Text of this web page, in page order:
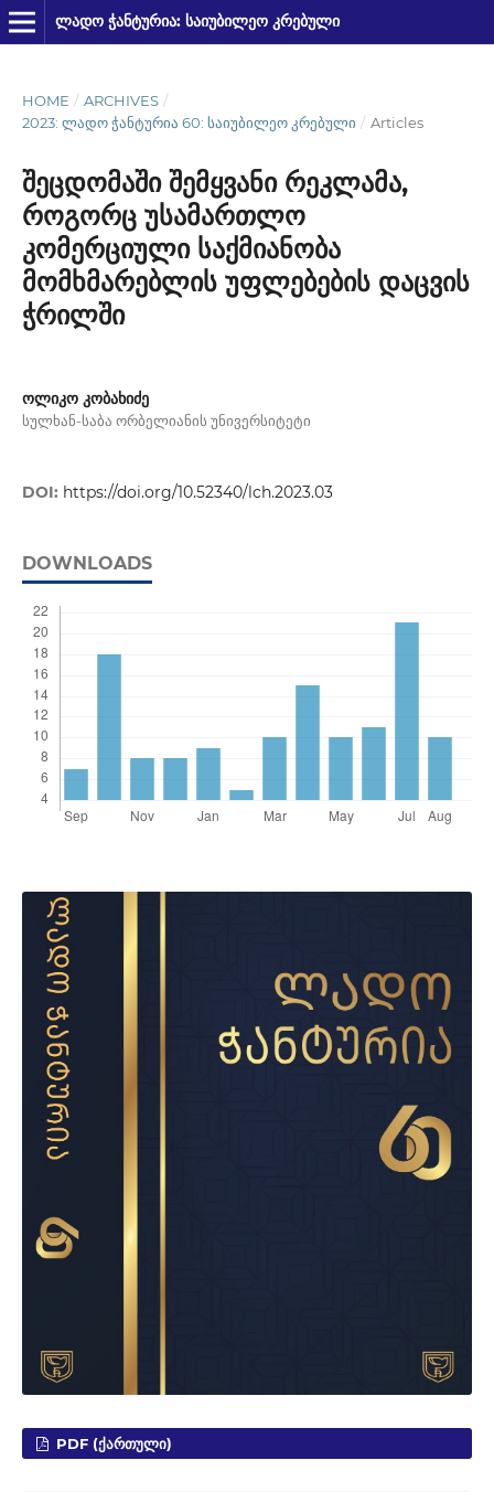
ᲚᲐᲓᲝ ᲭᲐᲜᲢᲣᲠᲘᲐ: ᲡᲐᲘᲣᲑᲘᲚᲔᲝ ᲙᲠᲔᲑᲣᲚᲘ
HOME / ARCHIVES /
2023: ᲚᲐᲓᲝ ᲭᲐᲜᲢᲣᲠᲘᲐ 60: ᲡᲐᲘᲣᲑᲘᲚᲔᲝ ᲙᲠᲔᲑᲣᲚᲘ / Articles
შეცდომაში შემყვანი რეკლამა,
როგორც უსამართლო
კომერციული საქმიანობა
მომხმარებლის უფლებების დაცვის
ჭრილში
ოლიკო კობახიძე
სულხან-საბა ორბელიანის უნივერსიტეტი
DOI: https://doi.org/10.52340/lch.2023.03
DOWNLOADS
PDF (ᲥᲐᲠᲗᲣᲚᲘ)